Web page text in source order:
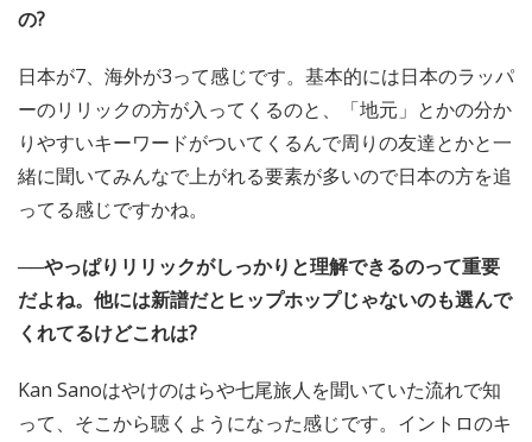
の?
日本が7、海外が3って感じです。基本的には日本のラッパ
ーのリリックの方が入ってくるのと、「地元」とかの分か
りやすいキーワードがついてくるんで周りの友達とかと一
緒に聞いてみんなで上がれる要素が多いので日本の方を追
ってる感じですかね。
──やっぱりリリックがしっかりと理解できるのって重要
だよね。他には新譜だとヒップホップじゃないのも選んで
くれてるけどこれは?
Kan Sanoはやけのはらや七尾旅人を聞いていた流れで知
って、そこから聴くようになった感じです。イントロのキ